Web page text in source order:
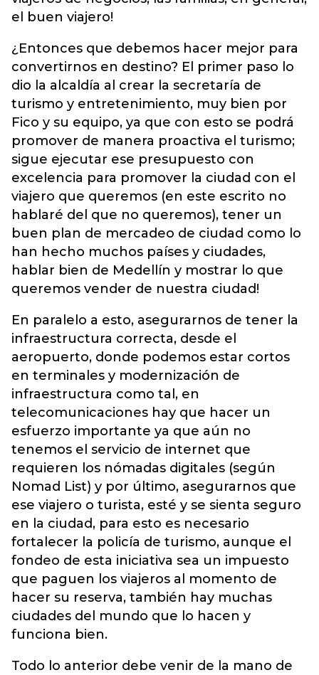
el buen viajero!
¿Entonces que debemos hacer mejor para
convertirnos en destino? El primer paso lo
dio la alcaldía al crear la secretaría de
turismo y entretenimiento, muy bien por
Fico y su equipo, ya que con esto se podrá
promover de manera proactiva el turismo;
sigue ejecutar ese presupuesto con
excelencia para promover la ciudad con el
viajero que queremos (en este escrito no
hablaré del que no queremos), tener un
buen plan de mercadeo de ciudad como lo
han hecho muchos países y ciudades,
hablar bien de Medellín y mostrar lo que
queremos vender de nuestra ciudad!
En paralelo a esto, asegurarnos de tener la
infraestructura correcta, desde el
aeropuerto, donde podemos estar cortos
en terminales y modernización de
infraestructura como tal, en
telecomunicaciones hay que hacer un
esfuerzo importante ya que aún no
tenemos el servicio de internet que
requieren los nómadas digitales (según
Nomad List) y por último, asegurarnos que
ese viajero o turista, esté y se sienta seguro
en la ciudad, para esto es necesario
fortalecer la policía de turismo, aunque el
fondeo de esta iniciativa sea un impuesto
que paguen los viajeros al momento de
hacer su reserva, también hay muchas
ciudades del mundo que lo hacen y
funciona bien.
Todo lo anterior debe venir de la mano de